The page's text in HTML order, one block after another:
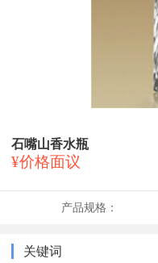
石嘴山香水瓶
¥价格面议
产品规格：
关键词